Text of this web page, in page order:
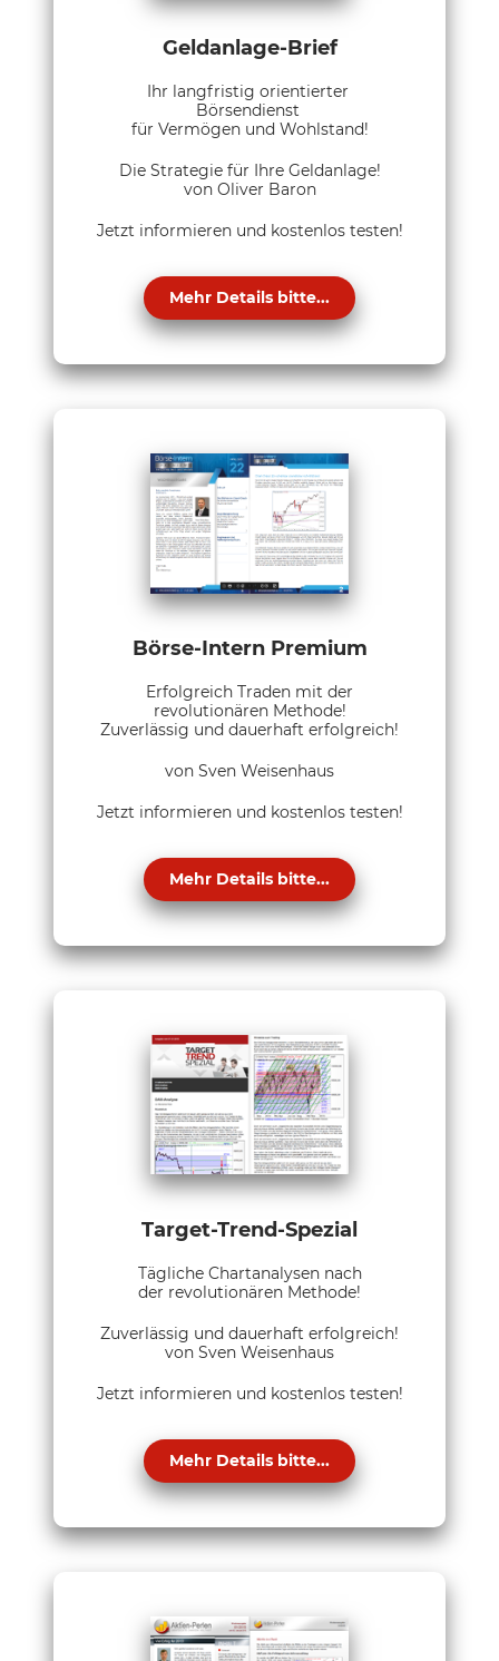
Geldanlage-Brief
Ihr langfristig orientierter
Börsendienst
für Vermögen und Wohlstand!
Die Strategie für Ihre Geldanlage!
von Oliver Baron
Jetzt informieren und kostenlos testen!
Mehr Details bitte...
Börse-Intern Premium
Erfolgreich Traden mit der
revolutionären Methode!
Zuverlässig und dauerhaft erfolgreich!
von Sven Weisenhaus
Jetzt informieren und kostenlos testen!
Mehr Details bitte...
Target-Trend-Spezial
Tägliche Chartanalysen nach
der revolutionären Methode!
Zuverlässig und dauerhaft erfolgreich!
von Sven Weisenhaus
Jetzt informieren und kostenlos testen!
Mehr Details bitte...